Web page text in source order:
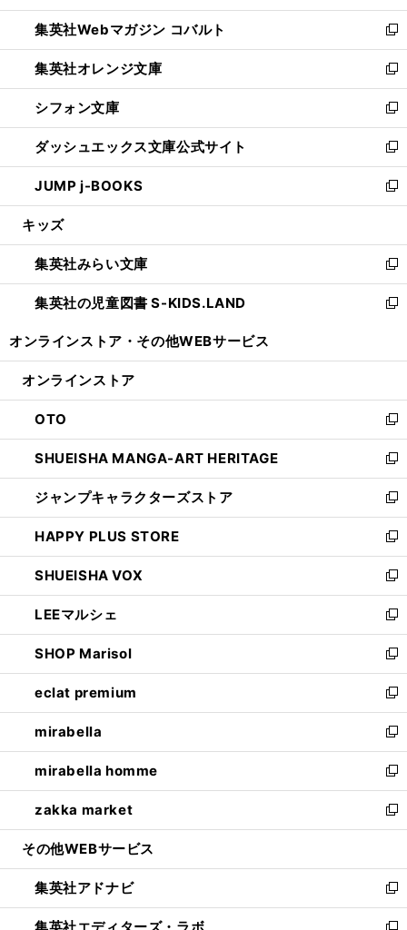
開
く
ウ
で
開
く
ン
ド
ウ
で
開
く
ウ
ィ
ン
ド
ウ
で
開
く
集英社Webマガジン コバルト
新
し
い
ウ
ィ
ン
ド
ウ
で
開
集英社オレンジ文庫
新
し
い
ウ
ィ
ン
ド
ウ
開
く
シフォン文庫
新
し
い
ウ
ィ
ン
ウ
で
開
く
ダッシュエックス文庫公式サイト
新
し
い
ウ
ン
ド
ウ
で
JUMP j-BOOKS
新
し
ウ
ィ
ン
ド
開
キッズ
集英社みらい文庫
新
し
い
ン
ウ
で
開
く
集英社の児童図書 S-KIDS.LAND
新
ウ
ン
ド
ウ
で
開
く
オンラインストア・ その他WEBサービス
オンラインストア
OTO
新
し
い
ウ
ィ
ン
ド
ウ
で
開
く
SHUEISHA MANGA-ART HERITAGE
新
し
い
ウ
ィ
ン
ド
ウ
で
開
く
ジャンプキャラクターズストア
新
し
い
ウ
ィ
ン
ド
ウ
で
開
く
HAPPY PLUS STORE
新
し
い
ウ
ィ
ン
ド
ウ
で
開
く
SHUEISHA VOX
新
し
い
ウ
ィ
ン
ド
ウ
で
開
く
LEEマルシェ
新
し
い
ウ
ィ
ン
ド
ウ
で
開
く
SHOP Marisol
新
し
い
ウ
ィ
ン
ド
ウ
で
開
eclat premium
新
し
い
ウ
ィ
ン
ド
ウ
開
く
mirabella
新
し
い
ウ
ィ
ン
ウ
で
開
く
mirabella homme
新
し
い
ウ
ン
ド
ウ
zakka market
新
し
ウ
ィ
ン
その他WEBサービス
集英社アドナビ
新
し